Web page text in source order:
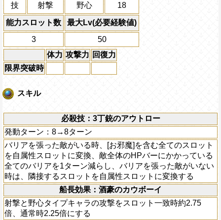
技 射撃 野心 18
能力スロット数
最大Lv(必要経験値)
3
50
体力 攻撃力 回復力
限界突破時
スキル
必殺技：3丁銃のアウトロー
発動ターン：8→8ターン
バリアを張った敵がいる時、[お邪魔]を含む全てのスロット
を自属性スロットに変換、敵全体のHPバーにかかっている
全てのバリアを1ターン減らし、バリアを張った敵がいない
時は、隣接するスロットを自属性スロットに変換する
船長効果：酒豪のカウボーイ
射撃と野心タイプキャラの攻撃をスロット一致時約2.75
倍、通常時2.25倍にする